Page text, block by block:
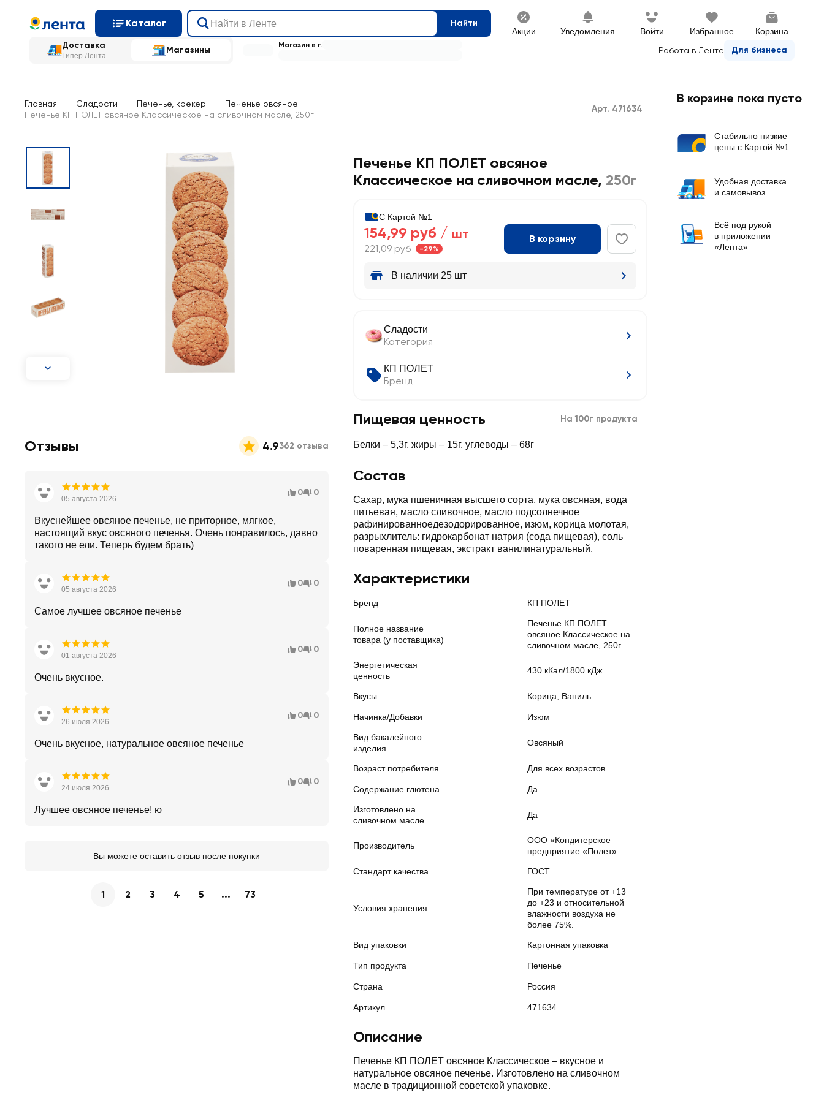
Каталог Найти
Акции Уведомления Войти Избранное Корзина
Доставка
Гипер Лента
Магазины Работа в Ленте Для бизнеса
Магазин в г.
Главная — Сладости — Печенье, крекер — Печенье овсяное
—
Печенье КП ПОЛЕТ овсяное Классическое на сливочном масле, 250г
Арт. 471634
Печенье КП ПОЛЕТ овсяное
Классическое на сливочном масле, 250г
С Картой №1
154,99 руб / шт
221,09 руб -29%
В корзину
В наличии 25 шт
Сладости
Категория
КП ПОЛЕТ
Бренд
Пищевая ценность На 100г продукта
Белки – 5,3г, жиры – 15г, углеводы – 68г
Состав
Сахар, мука пшеничная высшего сорта, мука овсяная, вода
питьевая, масло сливочное, масло подсолнечное
рафинированноедезодорированное, изюм, корица молотая,
разрыхлитель: гидрокарбонат натрия (сода пищевая), соль
поваренная пищевая, экстракт ванилинатуральный.
Характеристики
Бренд КП ПОЛЕТ
Полное название
товара (у поставщика)
Печенье КП ПОЛЕТ
овсяное Классическое на
сливочном масле, 250г
Энергетическая
ценность
430 кКал/1800 кДж
Вкусы Корица, Ваниль
Начинка/Добавки Изюм
Вид бакалейного
изделия
Овсяный
Возраст потребителя Для всех возрастов
Содержание глютена Да
Изготовлено на
сливочном масле
Да
Производитель
ООО «Кондитерское
предприятие «Полет»
Стандарт качества ГОСТ
Условия хранения
При температуре от +13
до +23 и относительной
влажности воздуха не
более 75%.
Вид упаковки Картонная упаковка
Тип продукта Печенье
Страна Россия
Артикул 471634
Описание
Печенье КП ПОЛЕТ овсяное Классическое – вкусное и
натуральное овсяное печенье. Изготовлено на сливочном
масле в традиционной советской упаковке.
Отзывы 4.9362 отзыва
05 августа 2026
0 0
Вкуснейшее овсяное печенье, не приторное, мягкое,
настоящий вкус овсяного печенья. Очень понравилось, давно
такого не ели. Теперь будем брать)
05 августа 2026
0 0
Самое лучшее овсяное печенье
01 августа 2026
0 0
Очень вкусное.
26 июля 2026
0 0
Очень вкусное, натуральное овсяное печенье
24 июля 2026
0 0
Лучшее овсяное печенье! ю
Вы можете оставить отзыв после покупки
1 2 3 4 5 ... 73
В корзине пока пусто
Стабильно низкие
цены с Картой №1
Удобная доставка
и самовывоз
Всё под рукой
в приложении
«Лента»